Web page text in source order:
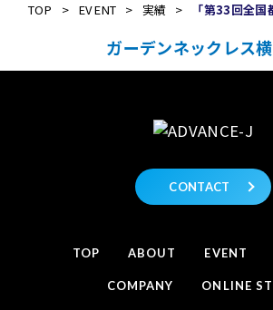
TOP > EVENT > 実績 >
「第33回全
ガーデンネックレス
CONTACT
TOP ABOUT EVENT
COMPANY ONLINE